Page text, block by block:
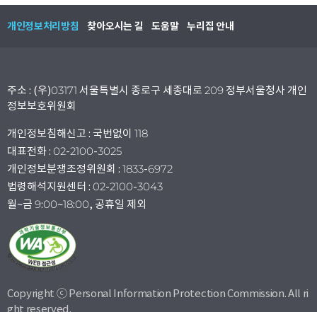
개인정보처리방침 찾아오시는 길 도움말 누리집 안내
주소 : (우)03171 서울특별시 종로구 세종대로 209 정부서울청사 개인
정보보호위원회
개인정보침해신고 : 국번없이 118
대표전화 : 02-2100-3025
개인정보분쟁조정위원회 : 1833-6972
법령해석지원센터 : 02-2100-3043
월~금 9:00~18:00, 공휴일 제외
Copyright ⓒ Personal Information Protection Commission. All ri
ght reserved.